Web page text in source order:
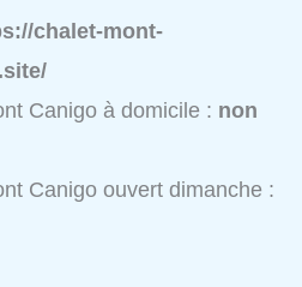
chalet-mont-
Canigo à domicile : non
Canigo ouvert dimanche :